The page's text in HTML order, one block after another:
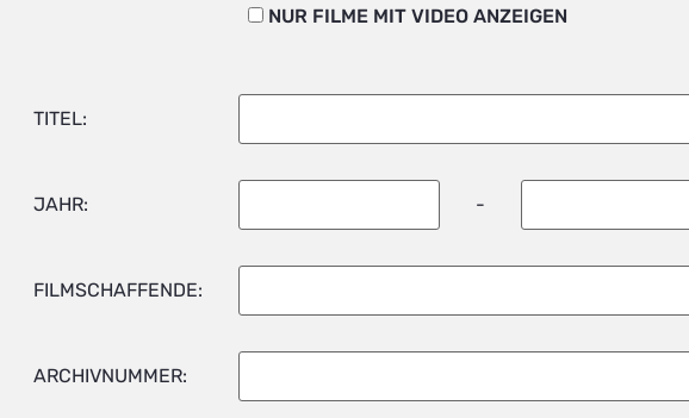
NUR FILME MIT VIDEO ANZEIGEN
TITEL:
JAHR: -
FILMSCHAFFENDE:
ARCHIVNUMMER: